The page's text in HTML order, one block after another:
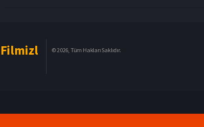
Filmizl © 2026, Tüm Hakları Saklıdır.